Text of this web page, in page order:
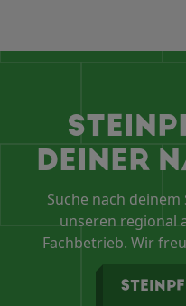
DEINER
Suche nach
unseren regional
Fachbetrieb. Wir